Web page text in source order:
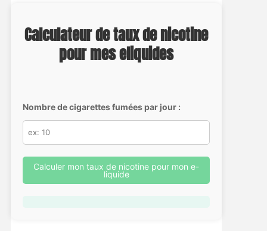
Calculateur de taux de nicotine
pour mes eliquides
Nombre de cigarettes fumées par jour :
Calculer mon taux de nicotine pour mon e-
liquide